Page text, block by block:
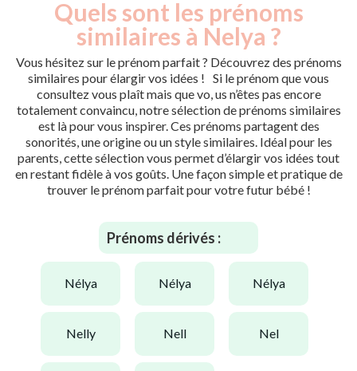
Quels sont les prénoms
similaires à Nelya ?
Vous hésitez sur le prénom parfait ? Découvrez des prénoms
similaires pour élargir vos idées ! Si le prénom que vous
consultez vous plaît mais que vo, us n’êtes pas encore
totalement convaincu, notre sélection de prénoms similaires
est là pour vous inspirer. Ces prénoms partagent des
sonorités, une origine ou un style similaires. Idéal pour les
parents, cette sélection vous permet d’élargir vos idées tout
en restant fidèle à vos goûts. Une façon simple et pratique de
trouver le prénom parfait pour votre futur bébé !
Prénoms dérivés :
nélya nélya nélya
nelly nell nel